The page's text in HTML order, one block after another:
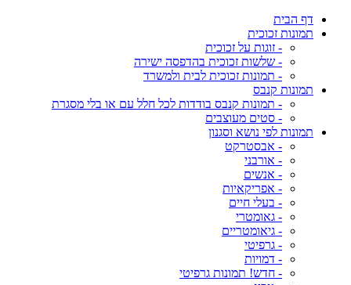
דף הבית
תמונות זכוכית
- זוגות על זכוכית
- שלשות זכוכית בהדפסה ישירה
- תמונות זכוכית לבית ולמשרד
תמונות קנבס
- תמונות קנבס בודדות לכל חלל עם או בלי מסגרת
- סטים מעוצבים
תמונות לפי נושא וסגנון
- אבסטרקט
- אורבני
- אנשים
- אפריקאיות
- בעלי חיים
- גאומטרי
- גיאומטריים
- גרפיטי
- דמויות
- חדש! תמונות גרפיטי